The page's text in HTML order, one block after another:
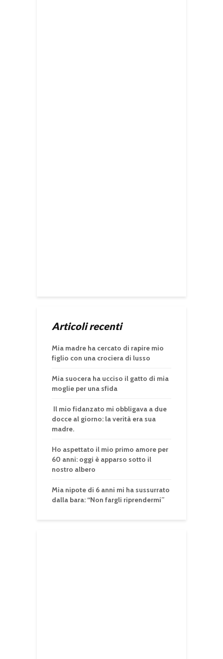
Articoli recenti
Mia madre ha cercato di rapire mio
figlio con una crociera di lusso
Mia suocera ha ucciso il gatto di mia
moglie per una sfida
Il mio fidanzato mi obbligava a due
docce al giorno: la verità era sua
madre.
Ho aspettato il mio primo amore per
60 anni: oggi è apparso sotto il
nostro albero
Mia nipote di 6 anni mi ha sussurrato
dalla bara: “Non fargli riprendermi”